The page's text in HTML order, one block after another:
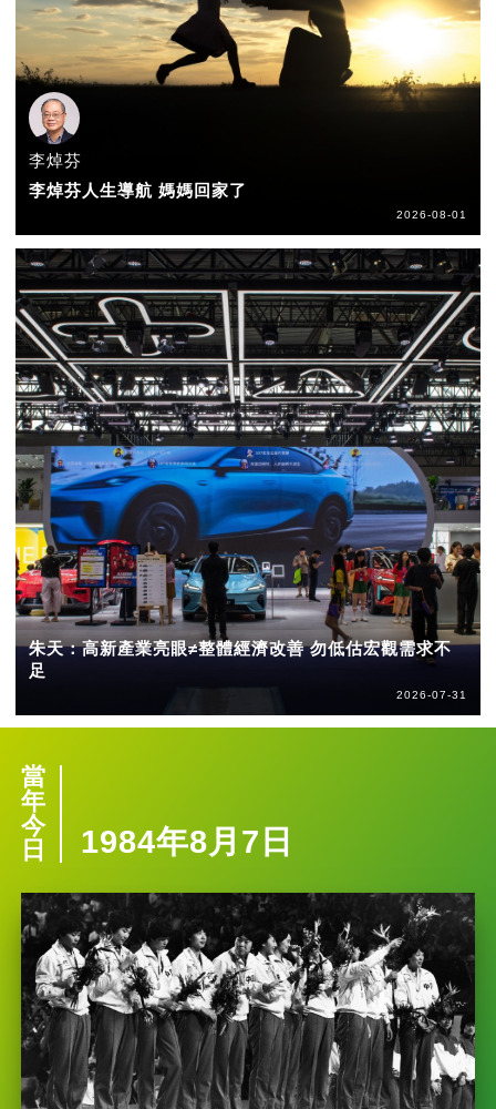
李焯芬
李焯芬人生導航 媽媽回家了
2026-08-01
朱天：高新產業亮眼≠整體經濟改善 勿低估宏觀需求不
足
2026-07-31
當
年
今
日
1984年8月7日